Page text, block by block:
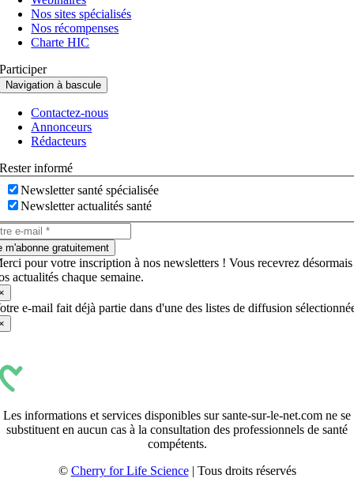
Nos sites spécialisés
Nos récompenses
Charte HIC
Participer
Navigation à bascule
Contactez-nous
Annonceurs
Rédacteurs
Rester informé
Newsletter santé spécialisée
Newsletter actualités santé
m'abonne gratuitement
pour votre inscription à nos newsletters ! Vous recevrez désormais
actualités chaque semaine.
e-mail fait déjà partie dans d'une des listes de diffusion
Les informations et services disponibles sur sante-sur-le-net.com ne se
substituent en aucun cas à la consultation des professionnels de santé
compétents.
© Cherry for Life Science| Tous droits réservés